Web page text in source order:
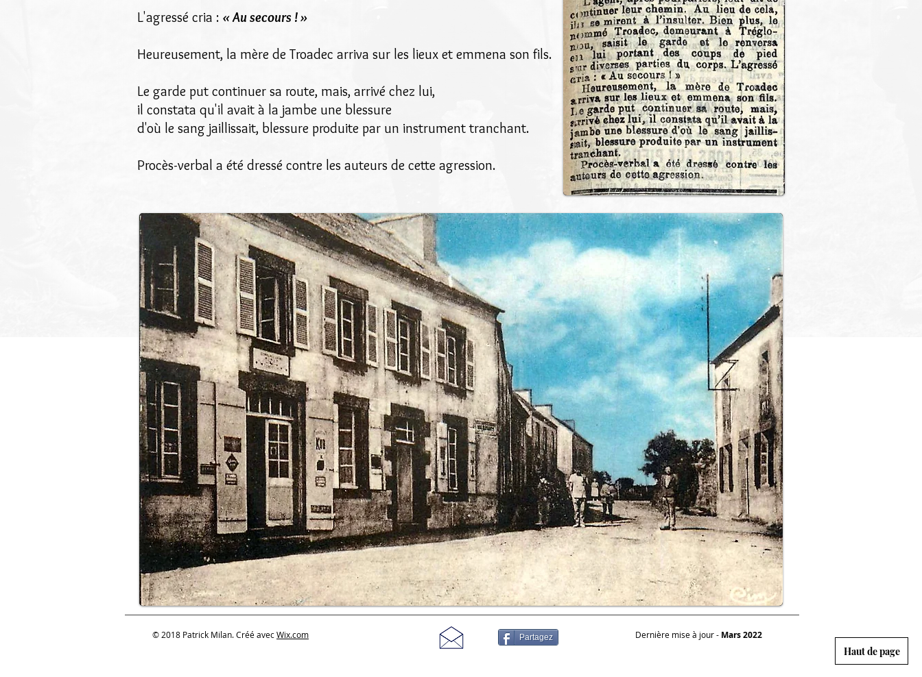
L'agressé cria : « Au secours ! »
Heureusement, la mère de Troadec arriva sur les lieux et emmena son fils.
Le garde put continuer sa route, mais, arrivé chez lui,
il constata qu'il avait à la jambe une blessure
d'où le sang jaillissait, blessure produite par un instrument tranchant.
Procès-verbal a été dressé contre les auteurs de cette agression.
Haut de page
© 2018 Patrick Milan. Créé avecWix.com Partagez Dernière mise à jour -Mars 2022